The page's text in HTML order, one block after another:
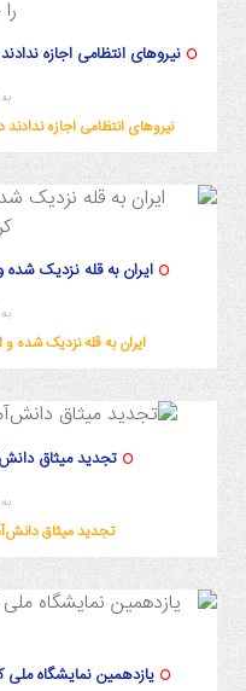
نیروهای انتظامی اجازه
نیروهای انتظامی اجازه
ایران به قله نزدیک
ایران به قله نزدیک شده
تجدید میثاق
تجدید میثاق
یازدهمین نمایشگاه